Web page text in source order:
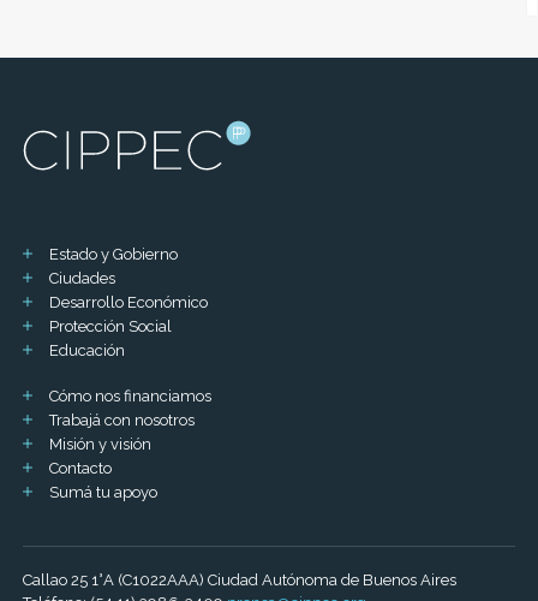
Estado y Gobierno
Ciudades
Desarrollo Económico
Protección Social
Educación
Cómo nos financiamos
Trabajá con nosotros
Misión y visión
Contacto
Sumá tu apoyo
Callao 25 1°A (C1022AAA) Ciudad Autónoma de Buenos Aires